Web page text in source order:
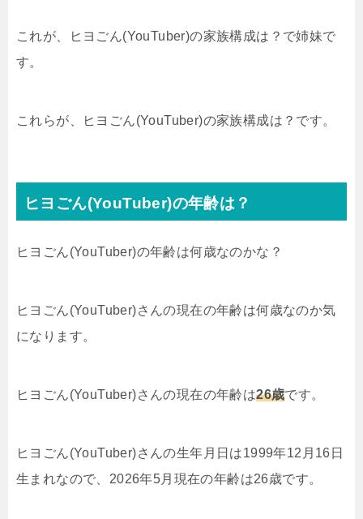
これが、ヒヨごん(YouTuber)の家族構成は？で姉妹で
す。
これらが、ヒヨごん(YouTuber)の家族構成は？です。
ヒヨごん(YouTuber)の年齢は？
ヒヨごん(YouTuber)の年齢は何歳なのかな？
ヒヨごん(YouTuber)さんの現在の年齢は何歳なのか気
になります。
ヒヨごん(YouTuber)さんの現在の年齢は26歳です。
ヒヨごん(YouTuber)さんの生年月日は1999年12月16日
生まれなので、2026年5月現在の年齢は26歳です。